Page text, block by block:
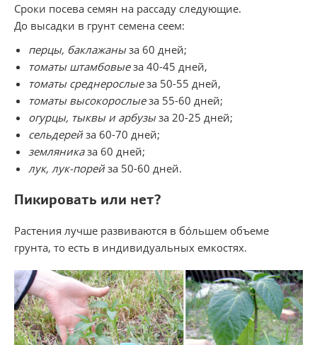
Сроки посева семян на рассаду следующие.
До высадки в грунт семена сеем:
перцы, баклажаныза 60 дней;
томаты штамбовыеза 40-45 дней,
томаты среднерослыеза 50-55 дней,
томаты высокорослыеза 55-60 дней;
огурцы, тыквы и арбузыза 20-25 дней;
сельдерей за 60-70 дней;
земляниказа 60 дней;
лук, лук-порей за 50-60 дней.
Пикировать или нет?
Растения лучше развиваются в бóль­шем объеме
грунта, то есть в индивидуальных емкостях.